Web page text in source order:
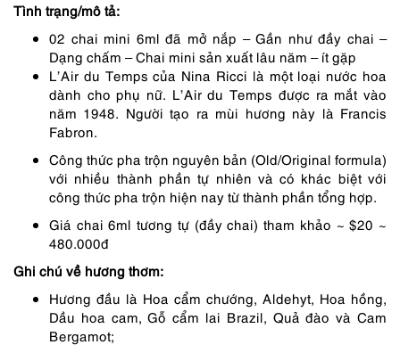
364,000 ₫.
Tình trạng/mô tả:
02 chai mini 6ml đã mở nắp – Gần như đầy chai –
Dạng chấm – Chai mini sản xuất lâu năm – ít gặp
L’Air du Temps của Nina Ricci là một loại nước hoa
dành cho phụ nữ. L’Air du Temps được ra mắt vào
năm 1948. Người tạo ra mùi hương này là Francis
Fabron.
Công thức pha trộn nguyên bản (Old/Original formula)
với nhiều thành phần tự nhiên và có khác biệt với
công thức pha trộn hiện nay từ thành phần tổng hợp.
Giá chai 6ml tương tự (đầy chai) tham khảo ~ $20 ~
480.000đ
Ghi chú về hương thơm:
Hương đầu là Hoa cẩm chướng, Aldehyt, Hoa hồng,
Dầu hoa cam, Gỗ cẩm lai Brazil, Quả đào và Cam
Bergamot;